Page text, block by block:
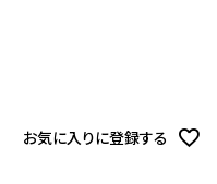
お気に入りに登録する